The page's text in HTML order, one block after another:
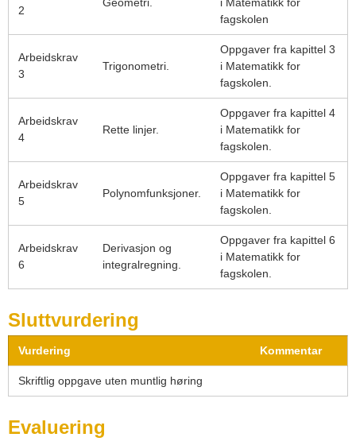
2
Geometri.
i Matematikk for
fagskolen
Arbeidskrav
3
Trigonometri.
Oppgaver fra kapittel 3
i Matematikk for
fagskolen.
Arbeidskrav
4
Rette linjer.
Oppgaver fra kapittel 4
i Matematikk for
fagskolen.
Arbeidskrav
5
Polynomfunksjoner.
Oppgaver fra kapittel 5
i Matematikk for
fagskolen.
Arbeidskrav
6
Derivasjon og
integralregning.
Oppgaver fra kapittel 6
i Matematikk for
fagskolen.
Sluttvurdering
Vurdering Kommentar
Skriftlig oppgave uten muntlig høring
Evaluering